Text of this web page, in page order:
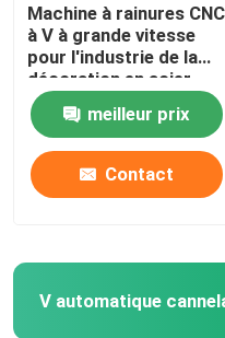
Machine à rainures CNC
à V à grande vitesse
pour l'industrie de la
décoration en acier
inoxydable - modèle
1225
meilleur prix
Contact
V automatique